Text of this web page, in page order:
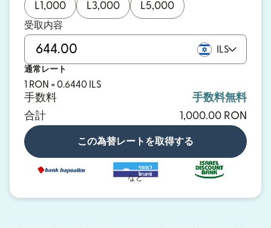
L1,000 L3,000 L5,000
受取内容
ILS
通常レート
1 RON = 0.6440 ILS
手数料
手数料無料
合計
1,000.00 RON
この為替レートを取得する
など